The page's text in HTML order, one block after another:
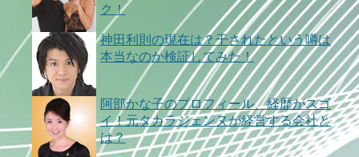
ク！
神田利則の現在は？干されたという噂は
本当なのか検証してみた！
阿部かな子のプロフィール、経歴がスゴ
イ！元タカラジェンヌが経営する会社と
は？